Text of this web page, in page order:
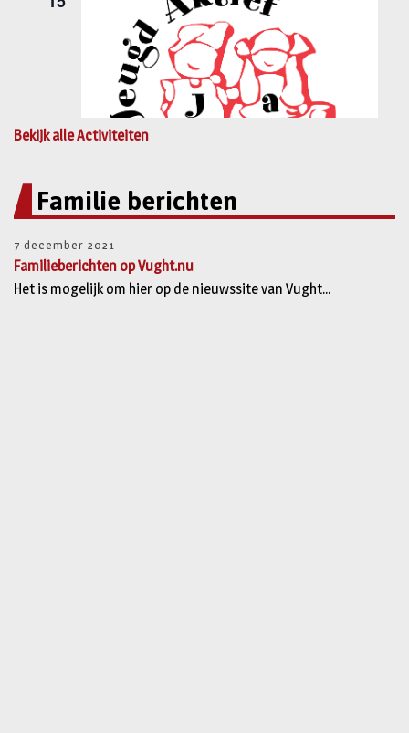
Bekijk alle Activiteiten
Familie berichten
7 december 2021
Familieberichten op Vught.nu
Het is mogelijk om hier op de nieuwssite van Vught...